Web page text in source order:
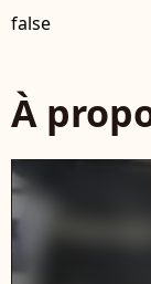
false
À